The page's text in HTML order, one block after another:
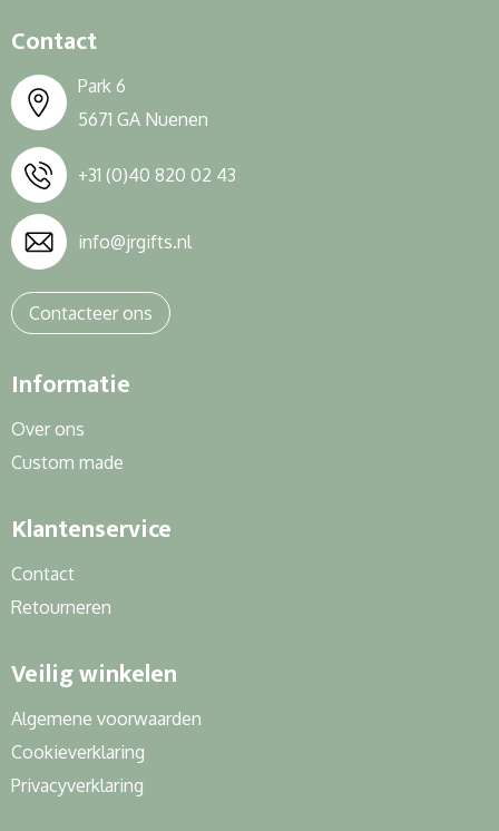
Contact
Park 6
5671 GA Nuenen
+31 (0)40 820 02 43
info@jrgifts.nl
Contacteer ons
Informatie
Over ons
Custom made
Klantenservice
Contact
Retourneren
Veilig winkelen
Algemene voorwaarden
Cookieverklaring
Privacyverklaring